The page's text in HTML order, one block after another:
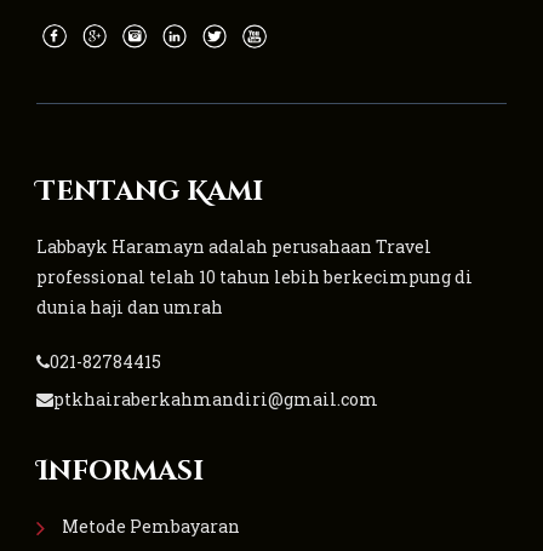
Tentang Kami
Labbayk Haramayn adalah perusahaan Travel
professional telah 10 tahun lebih berkecimpung di
dunia haji dan umrah
021-82784415
ptkhairaberkahmandiri@gmail.com
Informasi
Metode Pembayaran